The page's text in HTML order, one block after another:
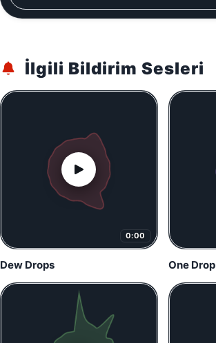
İlgili Bildirim Sesleri
0:00
Dew Drops One Drop